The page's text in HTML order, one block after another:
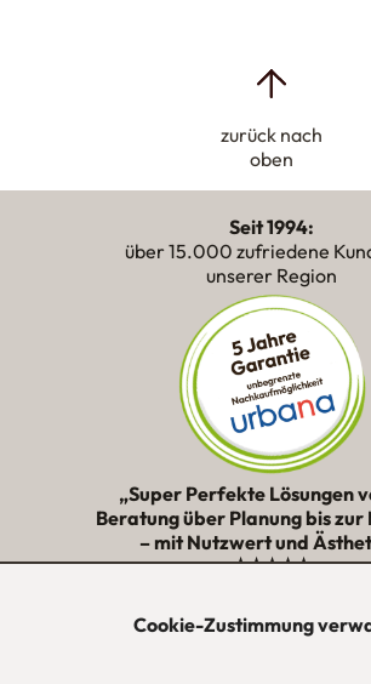
Cookie-Zustimmung
zurück nach
oben
Seit 1994:
über 15.000 zufriedene
unserer Region
„Super Perfekte Lösungen
Beratung über Planung bis zur
– mit Nutzwert und
★★★★★